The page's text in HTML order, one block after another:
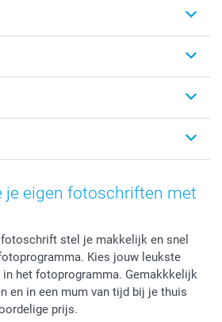
je eigen fotoschriften met
stel je makkelijk en snel
Kies jouw leukste
het fotoprogramma. Gemakkkelijk
en in een mum van tijd bij je thuis
prijs.